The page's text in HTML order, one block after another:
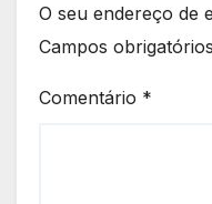
O seu endereço de
Campos
Comentário *